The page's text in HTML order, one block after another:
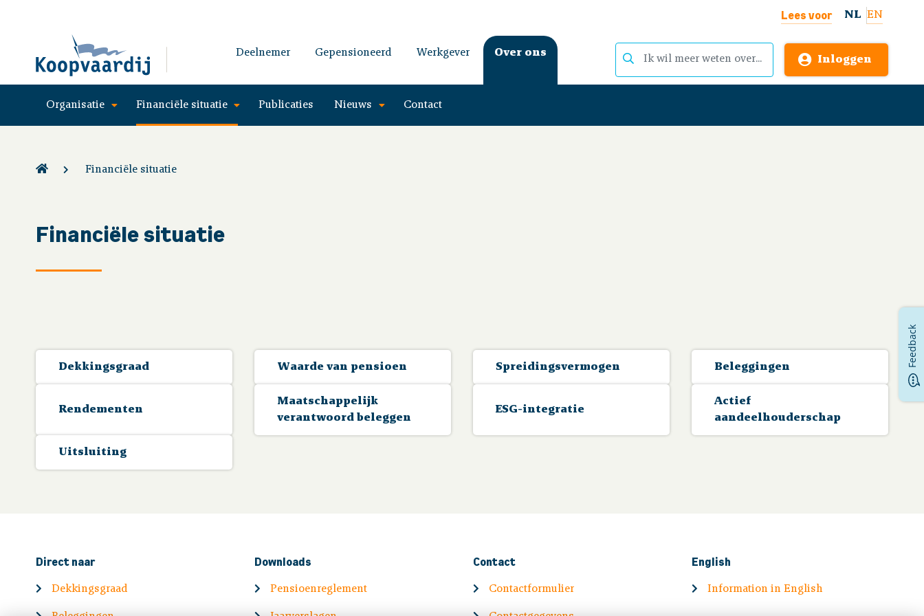
Lees voor NL EN
Deelnemer Gepensioneerd Werkgever Over ons
Inloggen
Organisatie Financiële situatie Publicaties Nieuws Contact
Financiële situatie
Financiële situatie
Dekkingsgraad Waarde van pensioen Spreidingsvermogen Beleggingen
Rendementen
Maatschappelijk
verantwoord beleggen
ESG-integratie
Actief
aandeelhouderschap
Uitsluiting
Direct naar
Dekkingsgraad
Downloads
Pensioenreglement
Contact
Contactformulier
English
Information in English
Feedback